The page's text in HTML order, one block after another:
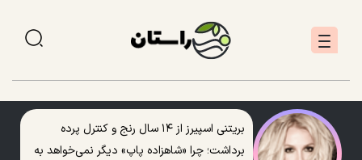
بریتنی اسپیرز از ۱۴ سال رنج و کنترل پرده
برداشت؛ چرا «شاهزاده پاپ» دیگر نمی‌خواهد به